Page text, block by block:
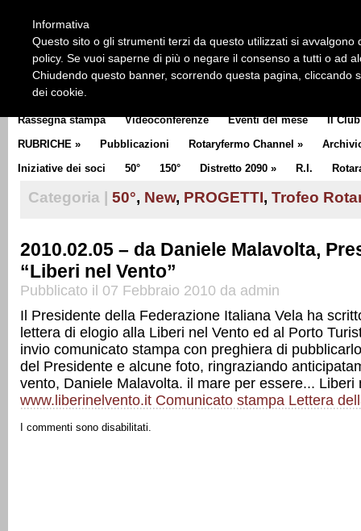
CLUB COMMUNICATOR
Rassegna stampa Videoconferenze Eventi del mese Il Club
RUBRICHE » Pubblicazioni Rotaryfermo Channel »
Iniziative dei soci
50° 150° Distretto 2090 » R.I.
Categoria | 50°, New, PROGETTI, Trofeo
2010.02.05 – da Daniele Malavolta,
“Liberi nel Vento”
Pubblicato il 07 Febbraio 2010 da admin
Il Presidente della Federazione Italiana Vela ha
lettera di elogio alla Liberi nel Vento ed al Porto
invio comunicato stampa con preghiera di
del Presidente e alcune foto, ringraziando
vento, Daniele Malavolta. il mare per essere... Liberi
www.liberinelvento.it Comunicato stampa Lettera
I commenti sono disabilitati.
Informativa
Questo sito o gli strumenti terzi da questo utilizzati si
policy. Se vuoi saperne di più o negare il consenso a tutti o ad
Chiudendo questo banner, scorrendo questa pagina, cliccando
dei cookie.